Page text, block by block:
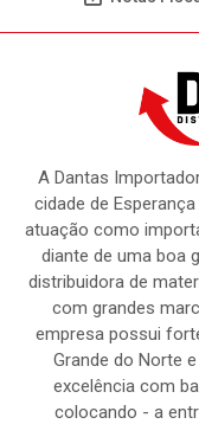
A Dantas
cidade de
atuação como
diante de uma boa
distribuidora de
com grandes
empresa possui
Grande do Norte
excelência com
colocando - a